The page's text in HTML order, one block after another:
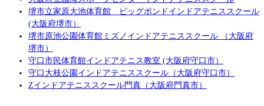
堺市立家原大池体育館 ビッグポンドインドアテニススクール
(大阪府堺市）
堺市原池公園体育館ミズノインドアテニススクール （大阪府
堺市）
守口市民体育館インドアテニス教室 (大阪府守口市）
守口大枝公園インドアテニススクール（大阪府守口市）
Zインドアテニススクール門真（大阪府門真市）